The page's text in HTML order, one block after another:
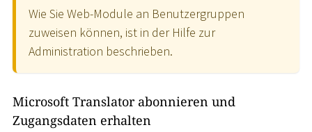
Wie Sie Web-Module an Benutzergruppen
zuweisen können, ist in der Hilfe zur
Administration beschrieben.
Microsoft Translator abonnieren und
Zugangsdaten erhalten